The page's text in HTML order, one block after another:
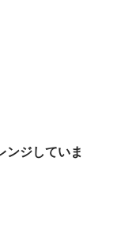
ンジしていま